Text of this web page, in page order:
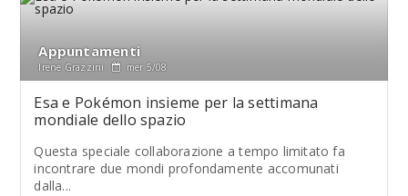
Appuntamenti
Irene Grazzini mer 5/08
Esa e Pokémon insieme per la settimana
mondiale dello spazio
Questa speciale collaborazione a tempo limitato fa
incontrare due mondi profondamente accomunati
dalla...